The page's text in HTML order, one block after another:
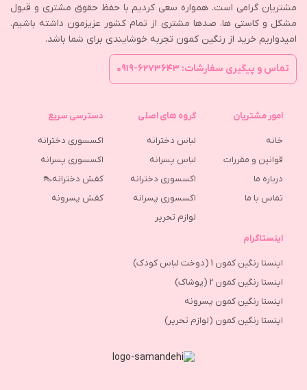
مشتریان گرامی است. همواره سعی کردیم با حفظ حقوق مشتری و قبول
مشکل و کاستی ها، صدها مشتری از تمام کشور عزیزمون داشته باشیم.
امیدواریم خرید از رنگین کمون تجربه خوشایندی برای شما باشد.
تماس و پیگیری سفارشات: ۶۲۷۳۶۴۳-۰۹۱۹
امور مشتریان
خانه
قوانین و مقررات
درباره ما
تماس با ما
گروه های اصلی
لباس دخترانه
لباس پسرانه
اکسسوری دخترانه
اکسسوری پسرانه
لوازم تحریر
دسترسی سریع
اکسسوری دخترانه
اکسسوری پسرانه
کفش دخترانه👠
كفش پسرونه
اینستاگرام
اینستا رنگین کمون 1 (دوخت لباس کودک)
اینستا رنگین کمون 2 (پوشاک)
اینستا رنگین کمون پسرونه
اینستا رنگین کمون (لوازم تحریر)